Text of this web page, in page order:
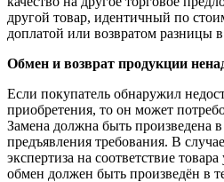
другой товар, идентичный по
доплатой или возвратом разницы
Обмен и возврат продукции
Если покупатель обнаружил
приобретения, то он может
Замена должна быть произведена
предъявления требования. В
экспертиза на соответствие
обмен должен быть произведён в